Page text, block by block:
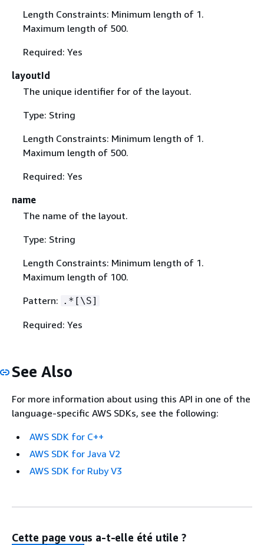
Length Constraints: Minimum length of 1.
Maximum length of 500.
Required: Yes
layoutId
The unique identifier for of the layout.
Type: String
Length Constraints: Minimum length of 1.
Maximum length of 500.
Required: Yes
name
The name of the layout.
Type: String
Length Constraints: Minimum length of 1.
Maximum length of 100.
Pattern: .*[\S]
Required: Yes
See Also
For more information about using this API in one of the
language-specific AWS SDKs, see the following:
AWS SDK for C++
AWS SDK for Java V2
AWS SDK for Ruby V3
Cette page vous a-t-elle été utile ?